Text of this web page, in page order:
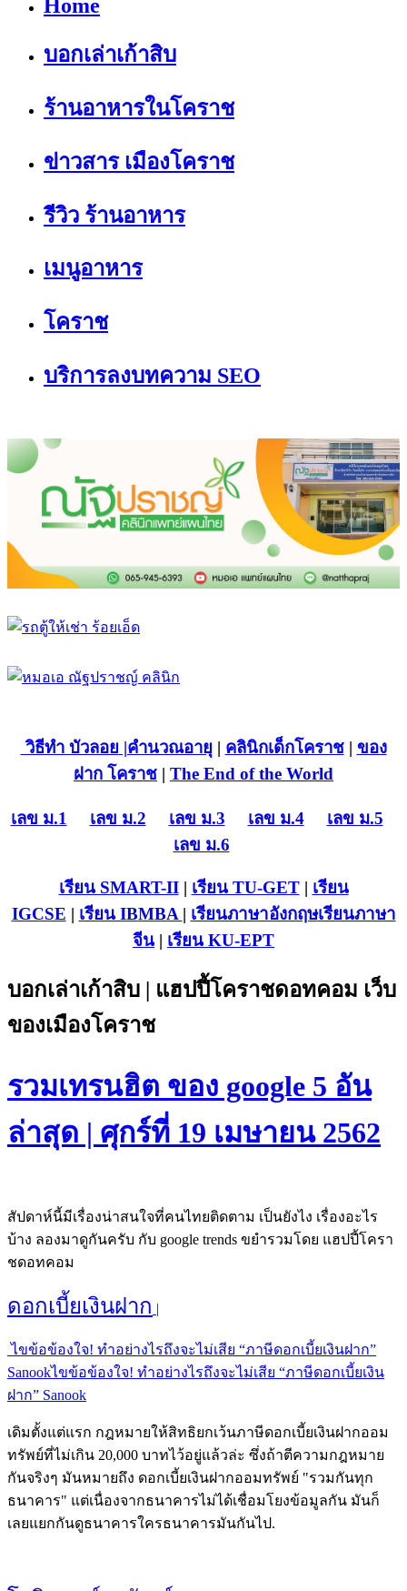
Home
บอกเล่าเก้าสิบ
ร้านอาหารในโคราช
ข่าวสาร เมืองโคราช
รีวิว ร้านอาหาร
เมนูอาหาร
โคราช
บริการลงบทความ SEO
วิธีทำ บัวลอย |คำนวณอายุ | คลินิกเด็กโคราช| ของ
ฝาก โคราช | The End of the World
เลข ม.1 เลข ม.2 เลข ม.3 เลข ม.4
เลข ม.5
เลข ม.6
เรียน SMART-II| เรียน TU-GET| เรียน
IGCSE | เรียน IBMBA | เรียนภาษาอังกฤษเรียนภาษา
จีน | เรียน KU-EPT
บอกเล่าเก้าสิบ | แฮปปี้โคราชดอทคอม เว็บ
ของเมืองโคราช
รวมเทรนฮิต ของ google 5 อัน
ล่าสุด | ศุกร์ที่ 19 เมษายน 2562
สัปดาห์นี้มีเรื่องน่าสนใจที่คนไทยติดตาม เป็นยังไง เรื่องอะไร
บ้าง ลองมาดูกันครับ กับ google trends ขยำรวมโดย แฮปปี้โครา
ชดอทคอม
ดอกเบี้ยเงินฝาก |
ไขข้อข้องใจ! ทำอย่างไรถึงจะไม่เสีย “ภาษีดอกเบี้ยเงินฝาก”
Sanookไขข้อข้องใจ! ทำอย่างไรถึงจะไม่เสีย “ภาษีดอกเบี้ยเงิน
ฝาก” Sanook
เดิมตั้งแต่แรก กฎหมายให้สิทธิยกเว้นภาษีดอกเบี้ยเงินฝากออม
ทรัพย์ที่ไม่เกิน 20,000 บาทไว้อยู่แล้วล่ะ ซึ่งถ้าตีความกฎหมาย
กันจริงๆ มันหมายถึง ดอกเบี้ยเงินฝากออมทรัพย์ "รวมกันทุก
ธนาคาร" แต่เนื่องจากธนาคารไม่ได้เชื่อมโยงข้อมูลกัน มันก็
เลยแยกกันดูธนาคารใครธนาคารมันกันไป.